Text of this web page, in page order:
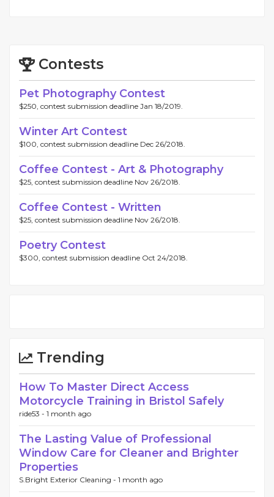
Contests
Pet Photography Contest
$250, contest submission deadline Jan 18/2019.
Winter Art Contest
$100, contest submission deadline Dec 26/2018.
Coffee Contest - Art & Photography
$25, contest submission deadline Nov 26/2018.
Coffee Contest - Written
$25, contest submission deadline Nov 26/2018.
Poetry Contest
$300, contest submission deadline Oct 24/2018.
Trending
How To Master Direct Access
Motorcycle Training in Bristol Safely
ride53 - 1 month ago
The Lasting Value of Professional
Window Care for Cleaner and Brighter
Properties
S.Bright Exterior Cleaning - 1 month ago